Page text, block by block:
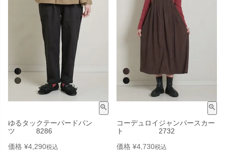
ゆるタックテーパードパン
ツ 8286
価格 ¥4,290税込
コーデュロイジャンパースカー
ト 2732
価格 ¥4,730税込